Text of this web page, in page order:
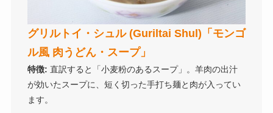
グリルトイ・シュル (Guriltai Shul)「モンゴ
ル風 肉うどん・スープ」
特徴: 直訳すると「小麦粉のあるスープ」。羊肉の出汁
が効いたスープに、短く切った手打ち麺と肉が入ってい
ます。